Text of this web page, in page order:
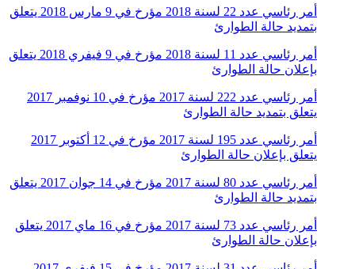
أمر رئاسي عدد 22 لسنة 2018 مؤرخ في 9 مارس 2018 يتعلق
بتمديد حالة الطوارئ
أمر رئاسي عدد 11 لسنة 2018 مؤرخ في 9 فيفري 2018 يتعلق
بإعلان حالة الطوارئ
أمر رئاسي عدد 222 لسنة 2017 مؤرخ في 10 نوفمبر 2017
يتعلق بتمديد حالة الطوارئ
أمر رئاسي عدد 195 لسنة 2017 مؤرخ في 12 أكتوبر 2017
يتعلق بإعلان حالة الطوارئ
أمر رئاسي عدد 80 لسنة 2017 مؤرخ في 14 جوان 2017 يتعلق
بتمديد حالة الطوارئ
أمر رئاسي عدد 73 لسنة 2017 مؤرخ في 16 ماي 2017 يتعلق
بإعلان حالة الطوارئ